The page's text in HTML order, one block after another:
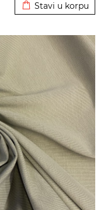
Stavi u korpu